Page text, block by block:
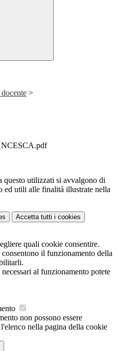
>
questo utilizzati si avvalgono di
ed utili alle finalità illustrate nella
Accetta tutti i cookies
quali cookie consentire.
il funzionamento della
al funzionamento potete
non possono essere
nella pagina della cookie